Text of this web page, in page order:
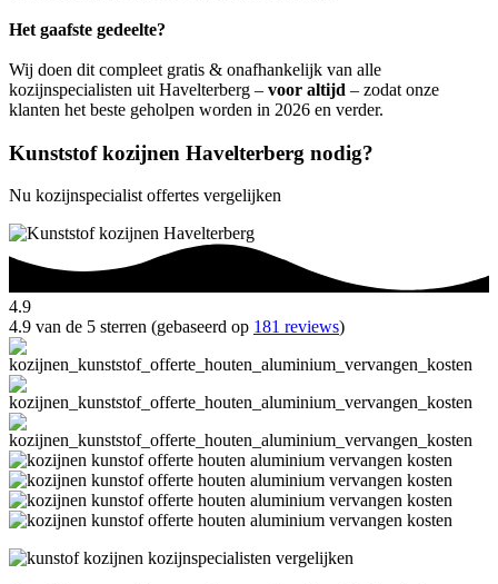
Het gaafste gedeelte?
Wij doen dit compleet gratis & onafhankelijk van alle
kozijnspecialisten uit Havelterberg – voor altijd – zodat onze
klanten het beste geholpen worden in 2026 en verder.
Kunststof kozijnen Havelterberg nodig?
Nu kozijnspecialist offertes vergelijken
4.9
4.9 van de 5 sterren (gebaseerd op 181 reviews)